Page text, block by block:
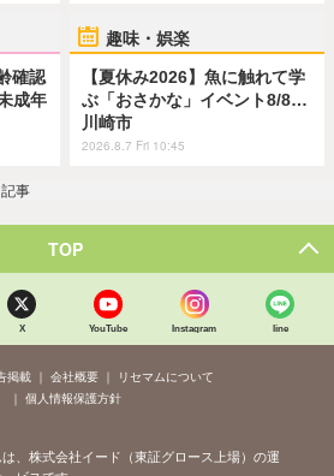
確認
成年
趣味・娯楽
【夏休み2026】魚に触れて学
ぶ「おさかな」イベント8/8…
川崎市
2026.8.7 Fri 10:45
記事
TOP
X YouTube Instagram line
掲載 会社概要
リセマムについて
個人情報保護方針
は、株式会社イード（東証グロース上場）の運